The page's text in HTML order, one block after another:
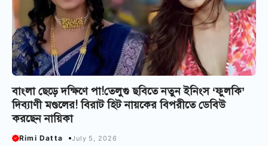
বাংলা ছেড়ে দক্ষিণে পা!তেলুগু ছবিতে নতুন ইনিংস ‘ফুলকি’
দিব্যাণী মণ্ডলের! বিরাট হিট নায়কের বিপরীতে ডেবিউ
করছেন নায়িকা
Rimi Datta July 5, 2026